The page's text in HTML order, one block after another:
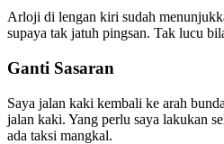
Arloji di lengan kiri sudah
supaya tak jatuh pingsan. Tak lucu
Ganti Sasaran
Saya jalan kaki kembali ke arah
jalan kaki. Yang perlu saya lakukan
ada taksi mangkal.